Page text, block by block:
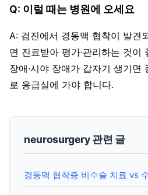
Q: 이럴 때는 병원에 오세요
A: 검진에서 경동맥 협착이 발견
면 진료받아 평가·관리하는 것이
장애·시야 장애가 갑자기 생기면
로 응급실에 가야 합니다.
neurosurgery 관련 글
경동맥 협착증 비수술 치료 vs